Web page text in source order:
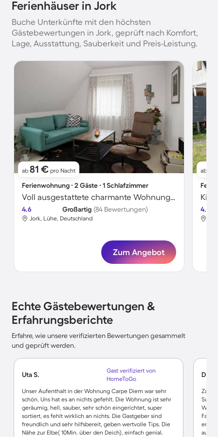
Ferienhäuser in Jork
Buche Unterkünfte mit den höchsten
Gästebewertungen in Jork, geprüft nach Komfort,
Lage, Ausstattung, Sauberkeit und Preis-Leistung.
ab 81 € pro Nacht
Ferienwohnung ∙ 2 Gäste ∙ 1 Schlafzimmer
Voll ausgestattete charmante Wohnung mit Garten und Terrasse | Naturblick
4.6 Großartig (84 Bewertungen)
Jork, Lühe, Deutschland
Zum Angebot
ab
4.8
Echte Gästebewertungen &
Erfahrungsberichte
Erfahre, wie unsere verifizierten Bewertungen gesammelt
und geprüft werden.
Uta S.
Gast verifiziert von
HomeToGo
Unser Aufenthalt in der Wohnung Carpe Diem war sehr
schön. Uns hat es an nichts gefehlt. Die Wohnung ist sehr
geräumig, hell, sauber, sehr schön eingerichtet, super
sortiert, es fehlt wirklich an nichts. Die Gastgeber sind
freundlich und sehr hilfsbereit, geben wertvolle Tips. Die
Nähe zur Elbe( 10Min. über den Deich), einfach genial.
auch